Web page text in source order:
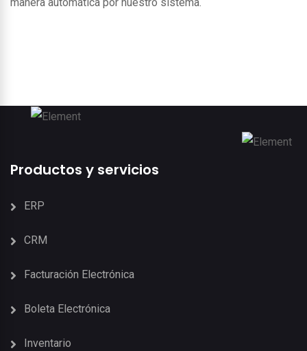
Productos y servicios
ERP
CRM
Facturación Electrónica
Boleta Electrónica
Inventario